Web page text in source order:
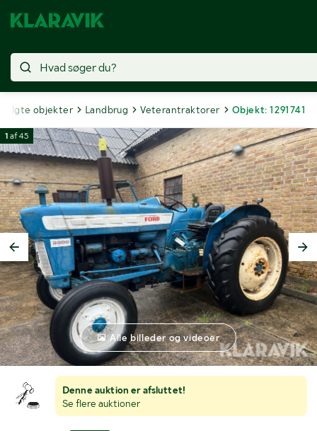
Solgte objekter Landbrug Veterantraktorer Objekt: 1291741
Denne auktion er afsluttet!
Se flere auktioner
1 af45
Alle billeder og videoer